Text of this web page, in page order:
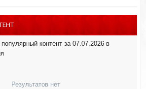
контент за 07.07.2026 в
Результатов нет